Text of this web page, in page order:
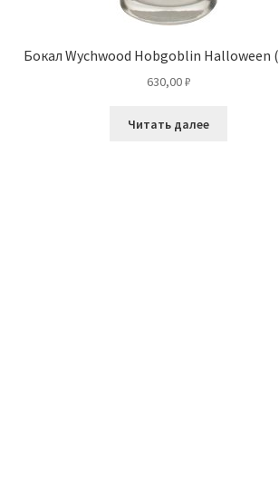
Бокал Wychwood Hobgoblin Halloween
630,00₽
Читать далее